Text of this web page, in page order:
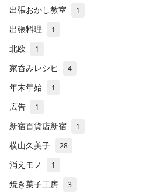
出張おかし教室 1
出張料理 1
北欧 1
家呑みレシピ 4
年末年始 1
広告 1
新宿百貨店新宿 1
横山久美子 28
消えモノ 1
焼き菓子工房 3